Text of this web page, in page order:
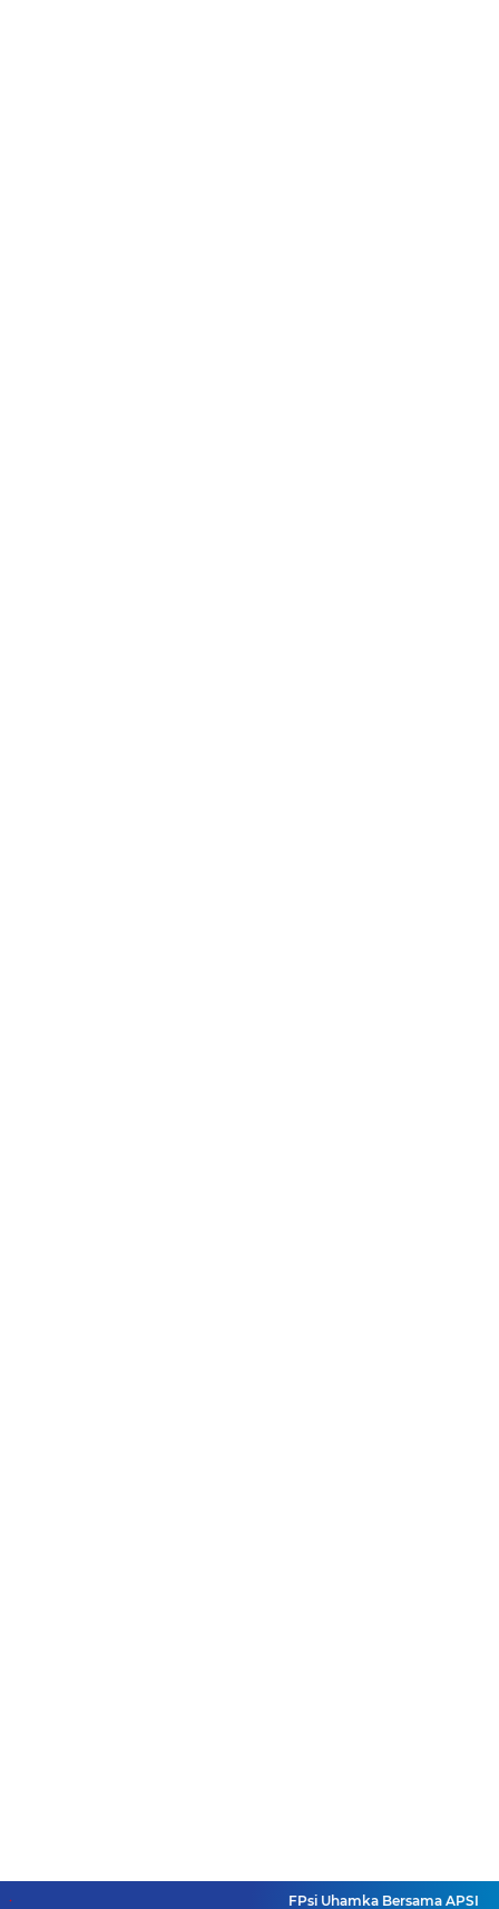
FPsi Uhamka Bersama APSI